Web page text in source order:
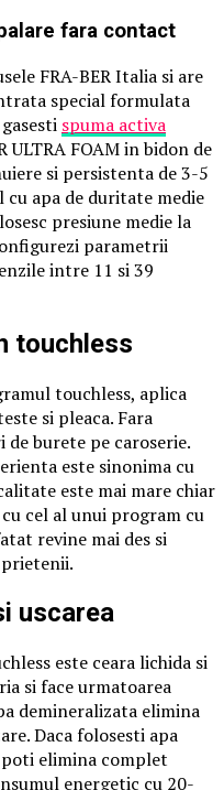
fara contact
FRA-BER Italia si are
special formulata
spuma activa
ULTRA FOAM in bidon de
si persistenta de 3-5
apa de duritate medie
presiune medie la
parametrii
intre 11 si 39
touchless
touchless, aplica
si pleaca. Fara
burete pe caroserie.
este sinonima cu
este mai mare chiar
cel al unui program cu
revine mai des si
uscarea
este ceara lichida si
si face urmatoarea
demineralizata elimina
Daca folosesti apa
elimina complet
energetic cu 20-